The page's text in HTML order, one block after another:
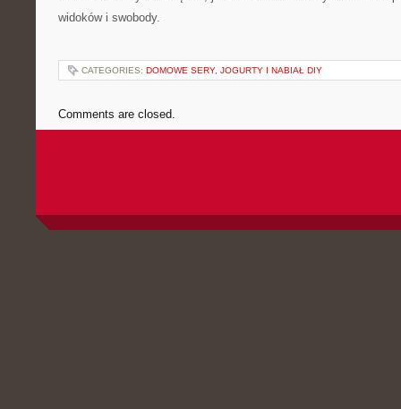
widoków i swobody.
CATEGORIES: DOMOWE SERY, JOGURTY I NABIAŁ DIY
Comments are closed.